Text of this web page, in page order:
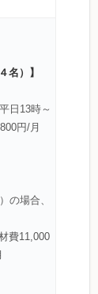
名）】
日13時～
円/月
の場合、
費11,000